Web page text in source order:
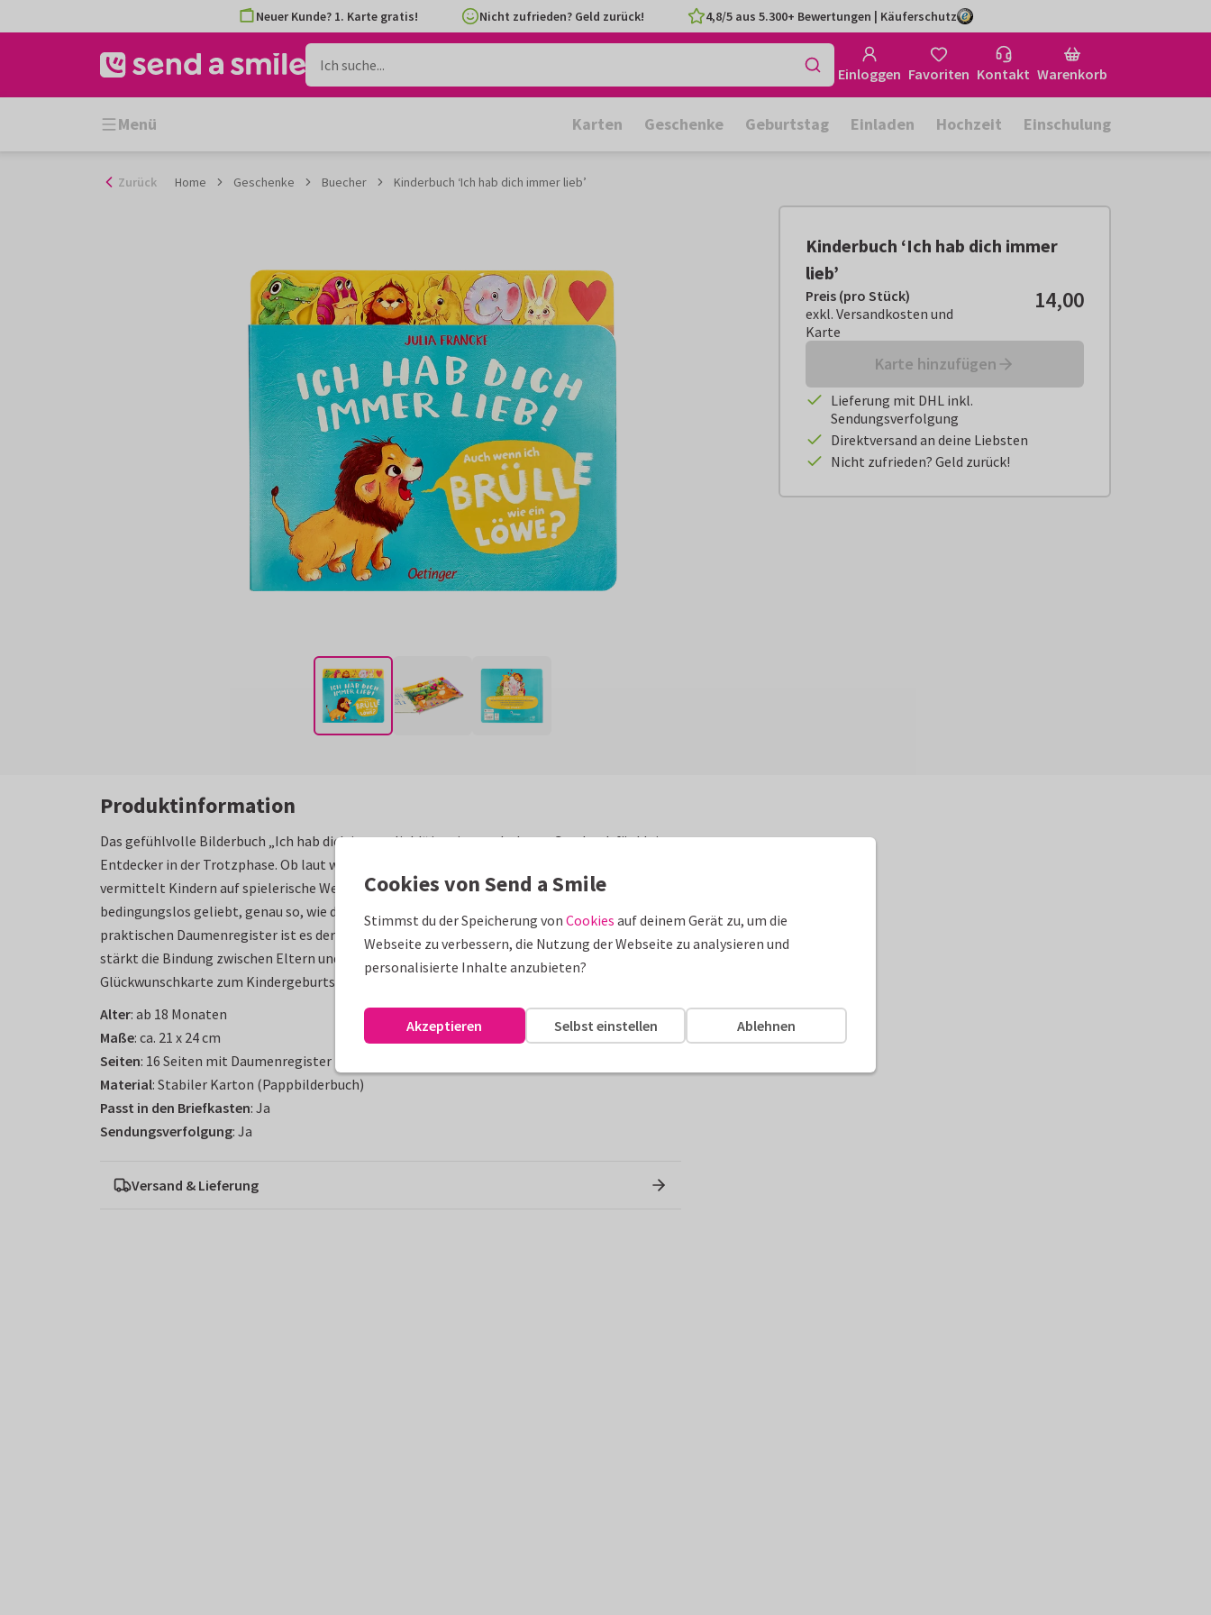
Inhalt
Neuer Kunde? 1. Karte gratis! Nicht zufrieden? Geld zurück! 4,8/5 aus 5.300+ Bewertungen | Käuferschutz
Einloggen Favoriten Kontakt Warenkorb
Menü Karten Geschenke Geburtstag Einladen Hochzeit Einschulung
Zurück Home Geschenke Buecher Kinderbuch ‘Ich hab dich immer lieb’
Kinderbuch ‘Ich hab dich immer
lieb’
Preis (pro Stück): exkl. Versandkosten und Karte
Preis (pro Stück)
exkl. Versandkosten und
Karte
14,00
Karte hinzufügen
Lieferung mit DHL inkl.
Sendungsverfolgung
Direktversand an deine Liebsten
Nicht zufrieden? Geld zurück!
Produktinformation
Das gefühlvolle Bilderbuch „Ich hab dich immer lieb!“ ist ein wunderbares Geschenk für kleine
Entdecker in der Trotzphase. Ob laut wie ein Löwe oder langsam wie eine Schnecke, das Buch
vermittelt Kindern auf spielerische Weise die wichtigste Botschaft von allen: Du wirst
bedingungslos geliebt, genau so, wie du bist! Mit seinen humorvollen Reimen und dem
praktischen Daumenregister ist es der ideale Begleiter für gemütliche Vorlesestunden und
stärkt die Bindung zwischen Eltern und Kind. Zusammen mit einer personalisierten
Glückwunschkarte zum Kindergeburtstag wird das Geschenk extra besonders.
Alter: ab 18 Monaten
Maße: ca. 21 x 24 cm
Seiten: 16 Seiten mit Daumenregister
Material: Stabiler Karton (Pappbilderbuch)
Passt in den Briefkasten: Ja
Sendungsverfolgung: Ja
Versand & Lieferung
Cookies von Send a Smile
Stimmst du der Speicherung von Cookies auf deinem Gerät zu, um die
Webseite zu verbessern, die Nutzung der Webseite zu analysieren und
personalisierte Inhalte anzubieten?
Ablehnen
Selbst einstellen
Akzeptieren